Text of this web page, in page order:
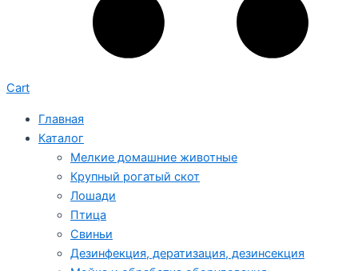
Cart
Главная
Каталог
Мелкие домашние животные
Крупный рогатый скот
Лошади
Птица
Свиньи
Дезинфекция, дератизация, дезинсекция